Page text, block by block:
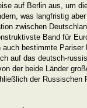
auf Berlin aus, um
was langfristig
zwischen
Band für
auch bestimmte
auf das deutsch-
der beide Länder
der Russischen